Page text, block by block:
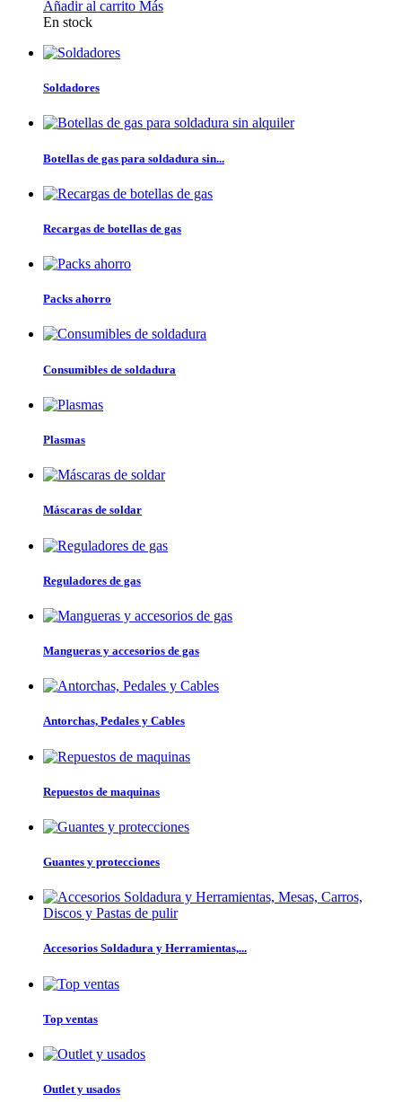
Añadir al carrito Más
En stock
Soldadores
Botellas de gas para soldadura sin...
Recargas de botellas de gas
Packs ahorro
Consumibles de soldadura
Plasmas
Máscaras de soldar
Reguladores de gas
Mangueras y accesorios de gas
Antorchas, Pedales y Cables
Repuestos de maquinas
Guantes y protecciones
Accesorios Soldadura y Herramientas,...
Top ventas
Outlet y usados